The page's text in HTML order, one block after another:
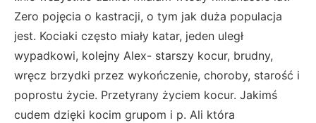
Zero pojęcia o kastracji, o tym jak duża populacja
jest. Kociaki często miały katar, jeden uległ
wypadkowi, kolejny Alex- starszy kocur, brudny,
wręcz brzydki przez wykończenie, choroby, starość i
poprostu życie. Przetyrany życiem kocur. Jakimś
cudem dzięki kocim grupom i p. Ali która